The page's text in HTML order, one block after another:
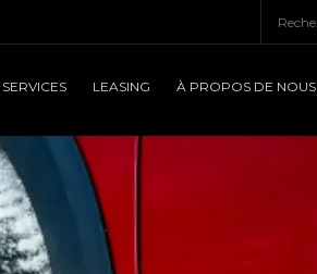
SERVICES LEASING À PROPOS DE NOUS